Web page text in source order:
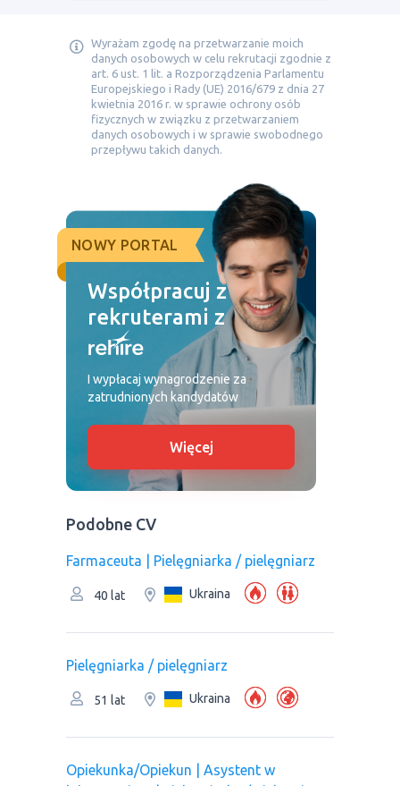
Wyrażam zgodę na przetwarzanie moich
danych osobowych w celu rekrutacji zgodnie z
art. 6 ust. 1 lit. a Rozporządzenia Parlamentu
Europejskiego i Rady (UE) 2016/679 z dnia 27
kwietnia 2016 r. w sprawie ochrony osób
fizycznych w związku z przetwarzaniem
danych osobowych i w sprawie swobodnego
przepływu takich danych.
NOWY PORTAL
Współpracuj z
rekruterami z
I wypłacaj wynagrodzenie za
zatrudnionych kandydatów
Więcej
Podobne CV
Farmaceuta | Pielęgniarka / pielęgniarz
40 lat Ukraina
Pielęgniarka / pielęgniarz
51 lat Ukraina
Opiekunka/Opiekun | Asystent w